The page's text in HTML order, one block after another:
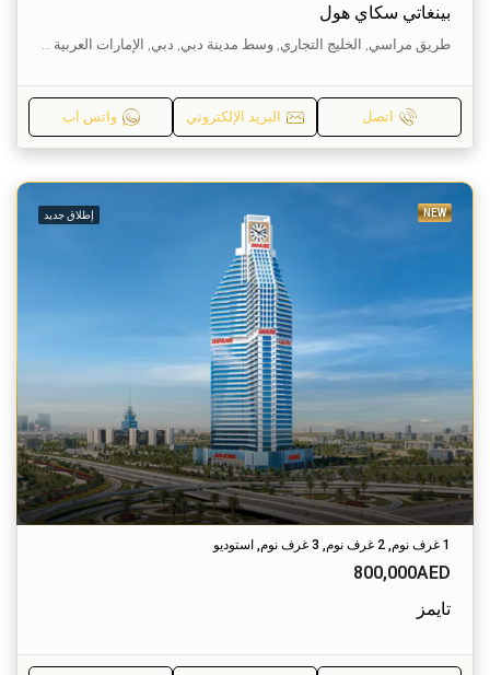
بينغاتي سكاي هول
اتصل البريد الإلكتروني واتس اب
NEW إطلاق جديد
1 غرف نوم, 2 غرف نوم, 3 غرف نوم, استوديو
800,000AED
تايمز